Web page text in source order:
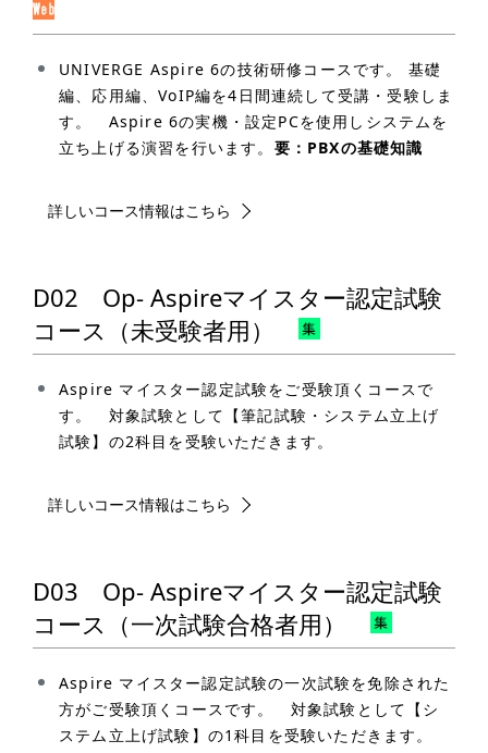
UNIVERGE Aspire 6の技術研修コースです。 基礎
編、応用編、VoIP編を4日間連続して受講・受験しま
す。 Aspire 6の実機・設定PCを使用しシステムを
立ち上げる演習を行います。 要：PBXの基礎知識
詳しいコース情報はこちら
D02 Op- Aspireマイスター認定試験
コース（未受験者用）
Aspire マイスター認定試験をご受験頂くコースで
す。 対象試験として【筆記試験・システム立上げ
試験】の2科目を受験いただきます。
詳しいコース情報はこちら
D03 Op- Aspireマイスター認定試験
コース（一次試験合格者用）
Aspire マイスター認定試験の一次試験を免除された
方がご受験頂くコースです。 対象試験として【シ
ステム立上げ試験】の1科目を受験いただきます。